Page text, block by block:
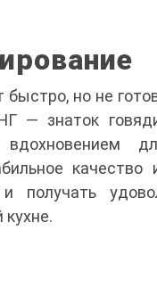
быстро, но не
знаток
и получать